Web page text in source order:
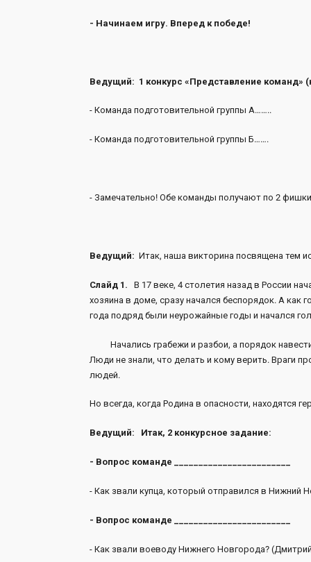
- Начинаем игру. Вперед к победе!
Ведущий: 1 конкурс «Представление команд»
- Команда подготовительной группы А……..
- Команда подготовительной группы Б…….
- Замечательно! Обе команды получают по 2
Ведущий: Итак, наша викторина посвящена тем
Слайд 1. В 17 веке, 4 столетия назад в России
хозяина в доме, сразу начался беспорядок. А как
года подряд были неурожайные годы и начался
Начались грабежи и разбои, а порядок навести
Люди не знали, что делать и кому верить. Враги
людей.
Но всегда, когда Родина в опасности, находятся
Ведущий: Итак, 2 конкурсное задание:
- Вопрос команде ________________________
- Как звали купца, который отправился в Нижний
- Вопрос команде ________________________
- Как звали воеводу Нижнего Новгорода?